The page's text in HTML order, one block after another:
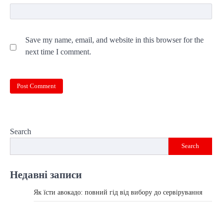
Save my name, email, and website in this browser for the
next time I comment.
Search
Search
Недавні записи
Як їсти авокадо: повний гід від вибору до сервірування